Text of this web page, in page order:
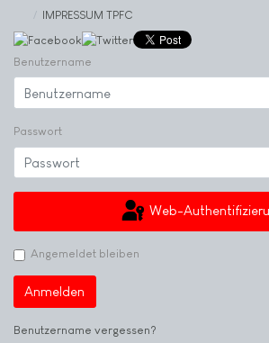
IMPRESSUM TPFC
Benutzername
Passwort
Web-
Angemeldet bleiben
Anmelden
Benutzername vergessen?